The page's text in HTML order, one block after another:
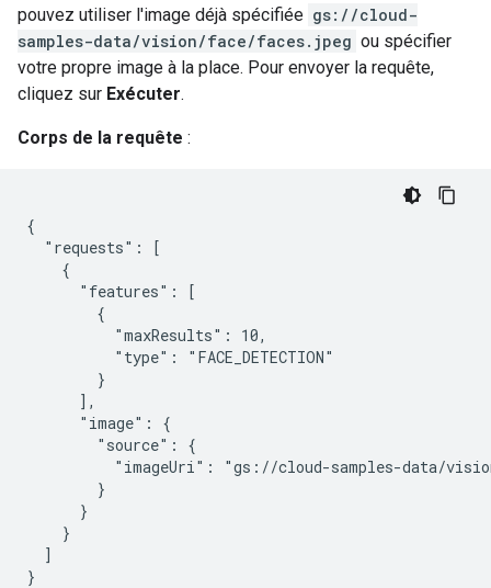
pouvez utiliser l'image déjà spécifiée gs://cloud-
samples-data/vision/face/faces.jpeg ou spécifier
votre propre image à la place. Pour envoyer la requête,
cliquez sur Exécuter.
Corps de la requête :
{
  "requests": [
    {
      "features": [
        {
          "maxResults": 10,
          "type": "FACE_DETECTION"
        }
      ],
      "image": {
        "source": {
"imageUri": "gs://cloud-samples-data/
        }
      }
    }
  ]
}